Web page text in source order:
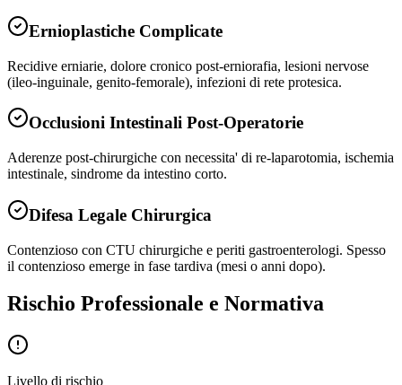
Ernioplastiche Complicate
Recidive erniarie, dolore cronico post-erniorafia, lesioni nervose
(ileo-inguinale, genito-femorale), infezioni di rete protesica.
Occlusioni Intestinali Post-Operatorie
Aderenze post-chirurgiche con necessita' di re-laparotomia, ischemia
intestinale, sindrome da intestino corto.
Difesa Legale Chirurgica
Contenzioso con CTU chirurgiche e periti gastroenterologi. Spesso
il contenzioso emerge in fase tardiva (mesi o anni dopo).
Rischio Professionale e Normativa
Livello di rischio